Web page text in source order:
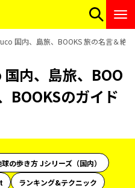
国内、島旅、BOOKS 旅の名言＆絶
内、島旅、BOO
BOOKSのガイド
の歩き方 Jシリーズ（国内）
ランキング&テクニック